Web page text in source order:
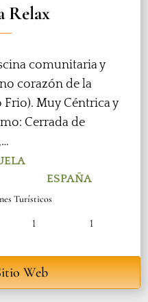
Relax
comunitaria y
corazón de la
Frio). Muy Céntrica y
Cerrada de
ESPAÑA
Turísticos
1 1
Web